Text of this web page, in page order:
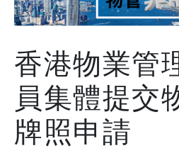
香港物業管
員集體提交
牌照申請